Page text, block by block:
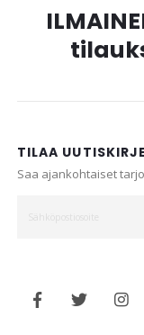
TILAA UUTISKIRJE
Saa ajankohtaiset